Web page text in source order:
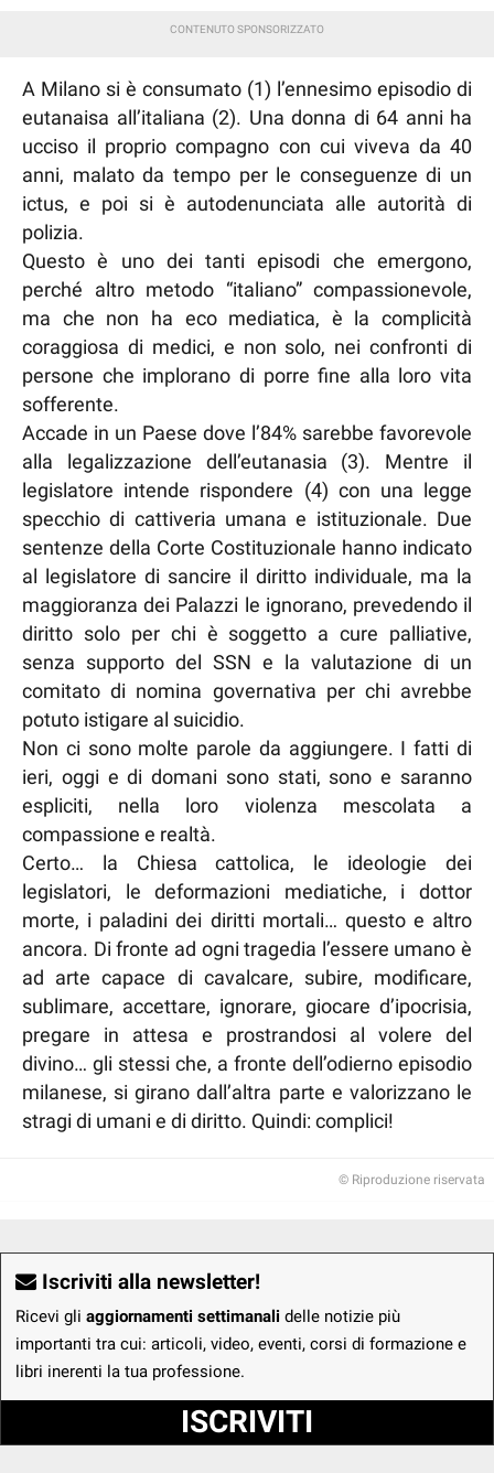
A Milano si è consumato (1) l’ennesimo episodio di
eutanaisa all’italiana (2). Una donna di 64 anni ha
ucciso il proprio compagno con cui viveva da 40
anni, malato da tempo per le conseguenze di un
ictus, e poi si è autodenunciata alle autorità di
polizia.
Questo è uno dei tanti episodi che emergono,
perché altro metodo “italiano” compassionevole,
ma che non ha eco mediatica, è la complicità
coraggiosa di medici, e non solo, nei confronti di
persone che implorano di porre fine alla loro vita
sofferente.
Accade in un Paese dove l’84% sarebbe favorevole
alla legalizzazione dell’eutanasia (3). Mentre il
legislatore intende rispondere (4) con una legge
specchio di cattiveria umana e istituzionale. Due
sentenze della Corte Costituzionale hanno indicato
al legislatore di sancire il diritto individuale, ma la
maggioranza dei Palazzi le ignorano, prevedendo il
diritto solo per chi è soggetto a cure palliative,
senza supporto del SSN e la valutazione di un
comitato di nomina governativa per chi avrebbe
potuto istigare al suicidio.
Non ci sono molte parole da aggiungere. I fatti di
ieri, oggi e di domani sono stati, sono e saranno
espliciti, nella loro violenza mescolata a
compassione e realtà.
Certo… la Chiesa cattolica, le ideologie dei
legislatori, le deformazioni mediatiche, i dottor
morte, i paladini dei diritti mortali… questo e altro
ancora. Di fronte ad ogni tragedia l’essere umano è
ad arte capace di cavalcare, subire, modificare,
sublimare, accettare, ignorare, giocare d’ipocrisia,
pregare in attesa e prostrandosi al volere del
divino… gli stessi che, a fronte dell’odierno episodio
milanese, si girano dall’altra parte e valorizzano le
stragi di umani e di diritto. Quindi: complici!
© Riproduzione riservata
Iscriviti alla newsletter!
Ricevi gli aggiornamenti settimanali delle notizie più
importanti tra cui: articoli, video, eventi, corsi di formazione e
libri inerenti la tua professione.
ISCRIVITI